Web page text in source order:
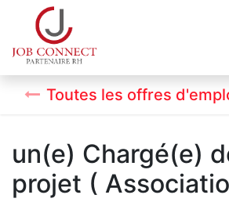
Toutes les offres
un(e) Chargé(e)
projet (